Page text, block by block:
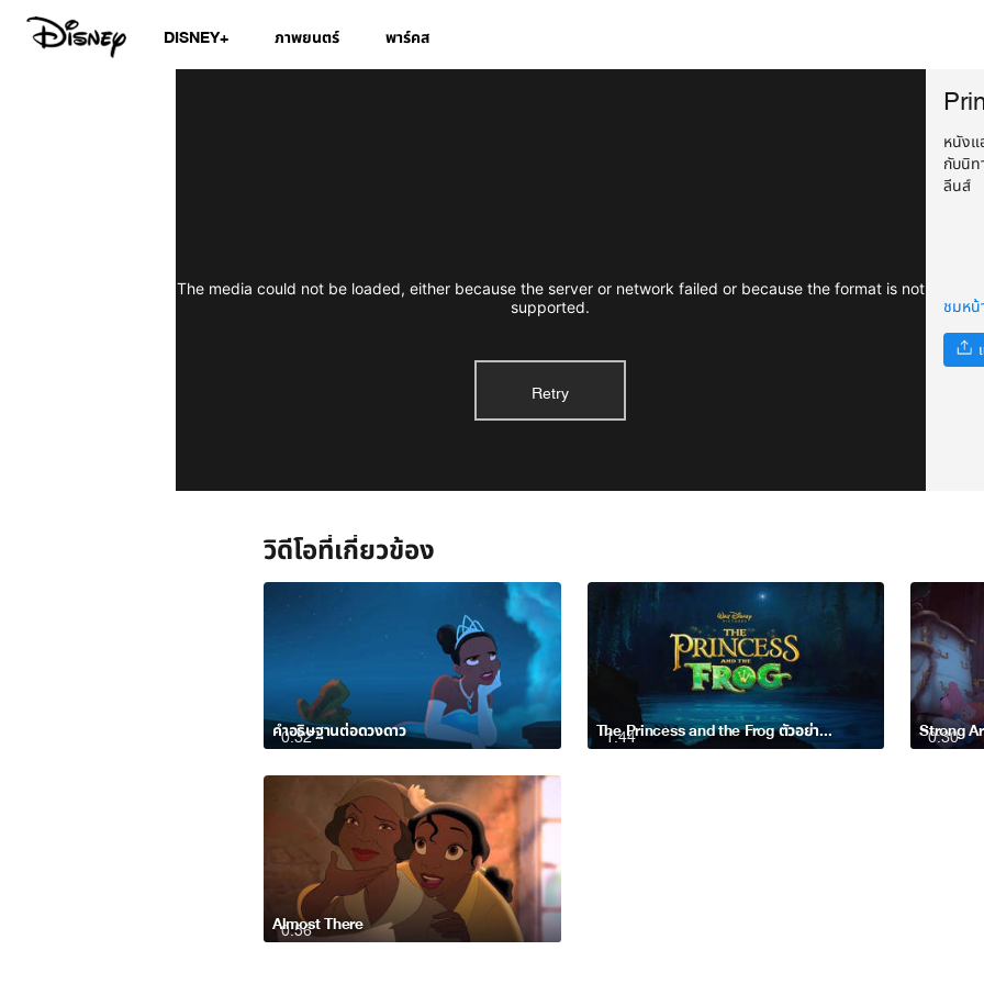
DISNEY+ ภาพยนตร์ พาร์คส
The media could not be loaded, either because the server or network failed or because the format is not
supported.
Retry
หนังแ
กับนิท
ลีนส์
ชมหน้
วิดีโอที่เกี่ยวข้อง
0:32
คำอธิษฐานต่อดวงดาว 1:44 The Princess and the Frog ตัวอย่าง 2 0:30
Strong
0:56
Almost There